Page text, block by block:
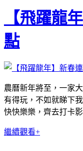
【飛躍龍
點
農曆新年將至，一家
有得玩，不如就睇下
快快樂樂，齊去打卡
繼續觀看+